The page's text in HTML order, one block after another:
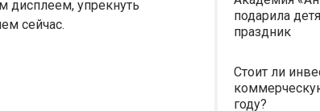
дисплеем, упрекнуть
сейчас.
подарила
праздник
Стоит ли
году?